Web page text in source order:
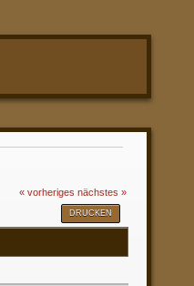
« vorheriges nächstes »
DRUCKEN